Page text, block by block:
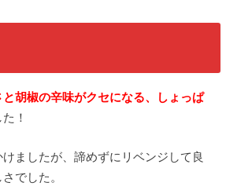
胡椒の辛味がクセになる、しょっぱ
！
ましたが、諦めずにリベンジして良
でした。